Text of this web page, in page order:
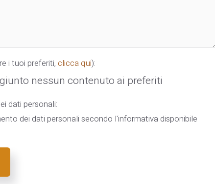
i tuoi preferiti,clicca qui):
nessun contenuto ai preferiti
dati personali:
dei dati personali secondo l'informativa disponibile